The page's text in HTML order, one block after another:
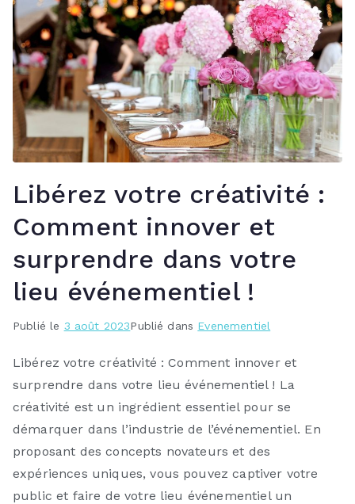
Libérez votre créativité :
Comment innover et
surprendre dans votre
lieu événementiel !
Publié le 3 août 2023Publié dans Evenementiel
Libérez votre créativité : Comment innover et
surprendre dans votre lieu événementiel ! La
créativité est un ingrédient essentiel pour se
démarquer dans l’industrie de l’événementiel. En
proposant des concepts novateurs et des
expériences uniques, vous pouvez captiver votre
public et faire de votre lieu événementiel un